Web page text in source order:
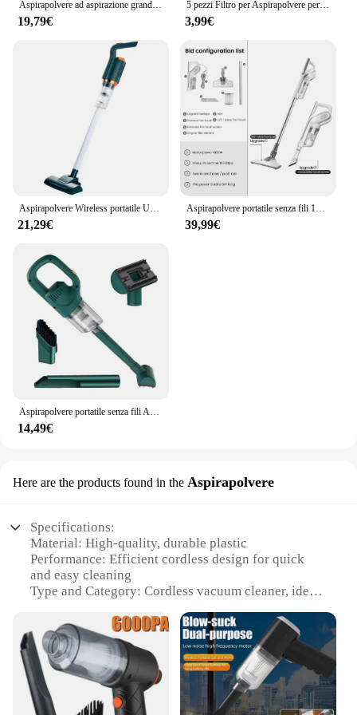
Aspirapolvere ad aspirazione grande aspirapolvere Wireless portatile USB ricaricabile 2000mAh Mopping Machine 120W per uso domestico e in auto
19,79€
5 pezzi Filtro per Aspirapolvere per Auto Lavabile Filtro per Aspirapolvere Senza Fili Cartucce Riutilizzabili per Aspirapolvere Accessori per Aspirapolvere
3,99€
Aspirapolvere Wireless portatile USB ricaricabile 120W spazzatrice elettrica aspirapolvere di grandi dimensioni per uso domestico in auto
21,29€
Aspirapolvere portatile senza fili 19500PA 650W aspirapolvere per auto Wireless multifunzione per elettrodomestici con tazza antipolvere da 0,8 litri
39,99€
Aspirapolvere portatile senza fili Aspirapolvere portatile senza fili Aspirapolvere automatico ricaricabile per mini aspirapolvere domestico, auto e animali domestici
14,49€
Here are the products found in the Aspirapolvere
Specifications:
Material: High-quality, durable plastic
Performance: Efficient cordless design for quick
and easy cleaning
Type and Category: Cordless vacuum cleaner, ideal
Design and Style: Sleek, modern design with a
lightweight build
Usage and Purpose: Versatile for cleaning various
surfaces, including carpets and hard floors
Parts and Accessories: Comes with a range of
attachments for comprehensive cleaning